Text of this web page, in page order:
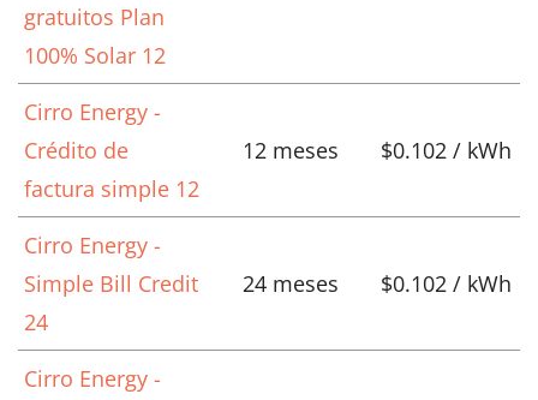
gratuitos Plan
100% Solar 12
Cirro Energy -
Crédito de
factura simple 12
12 meses $0.102 / kWh
Cirro Energy -
Simple Bill Credit
24
24 meses $0.102 / kWh
Cirro Energy -